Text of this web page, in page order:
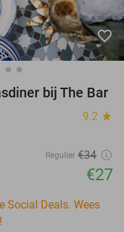
favorite_border
bij The Bar
9.2 star
Regulier €34
€27
Social Deals. Wees